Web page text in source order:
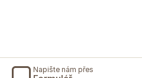
Napište nám přes